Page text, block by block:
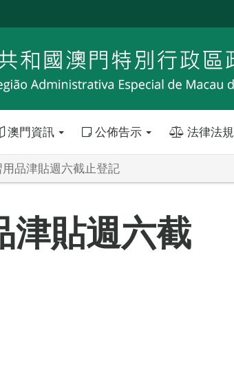
澳門資訊 公佈告示 法律法規
品津貼週六截止登記
津貼週六截